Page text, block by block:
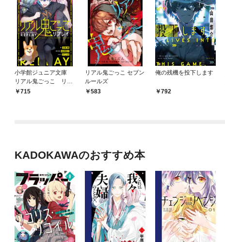
小学館ジュニア文庫
リアル鬼ごっこ リプ
レイ715
リアル鬼ごっこ セブン
ルールズ
583
俺の残機を投下します
792
KADOKAWAのおすすめ本